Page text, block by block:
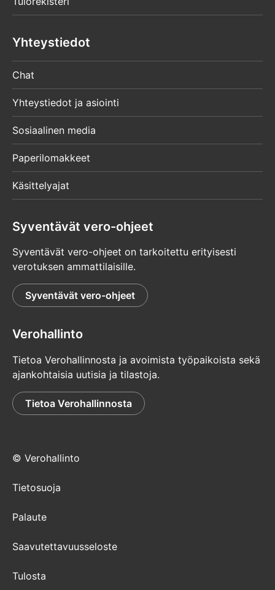
Yhteystiedot
Chat
Yhteystiedot ja asiointi
Sosiaalinen media
Paperilomakkeet
Käsittelyajat
Syventävät vero-ohjeet
Syventävät vero-ohjeet on tarkoitettu erityisesti
verotuksen ammattilaisille.
Syventävät vero-ohjeet
Verohallinto
Tietoa Verohallinnosta ja avoimista työpaikoista sekä
ajankohtaisia uutisia ja tilastoja.
Tietoa Verohallinnosta
© Verohallinto
Tietosuoja
Palaute
Saavutettavuusseloste
Tulosta